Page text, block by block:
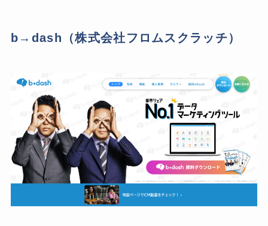
b→dash（株式会社フロムスクラッチ）